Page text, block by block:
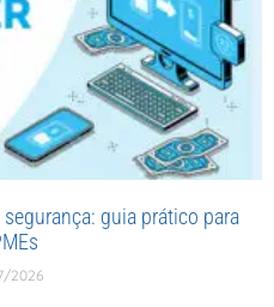
guia prático para
2026